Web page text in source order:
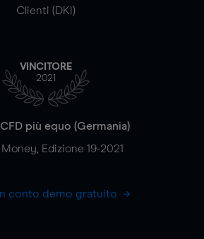
Clienti (DKI)
VINCITORE
2021
più equo (Germania)
Edizione 19-2021
conto demo gratuito